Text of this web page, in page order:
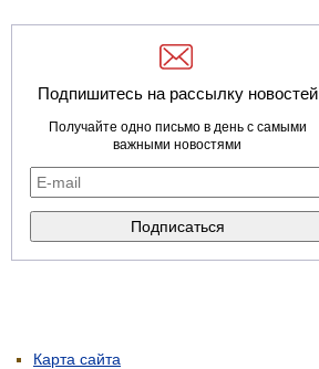
Подпишитесь на рассылку новостей
Получайте одно письмо в день с самыми
важными новостями
Карта сайта